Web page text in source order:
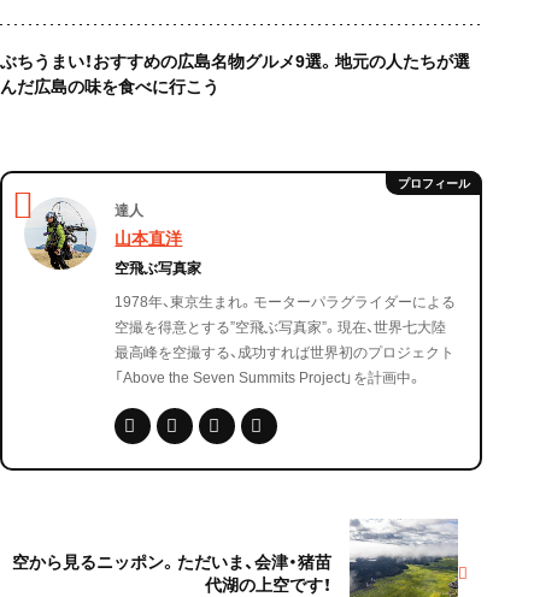
ぶちうまい！おすすめの広島名物グルメ9選。地元の人たちが選
んだ広島の味を食べに行こう
達人
山本直洋
空飛ぶ写真家
1978年、東京生まれ。モーターパラグライダーによる
空撮を得意とする”空飛ぶ写真家”。現在、世界七大陸
最高峰を空撮する、成功すれば世界初のプロジェクト
「Above the Seven Summits Project」を計画中。
空から見るニッポン。ただいま、会津・猪苗
代湖の上空です！